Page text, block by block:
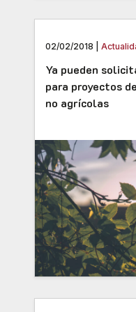
02/02/2018 |
Ya pueden
para proyectos
no agrícolas